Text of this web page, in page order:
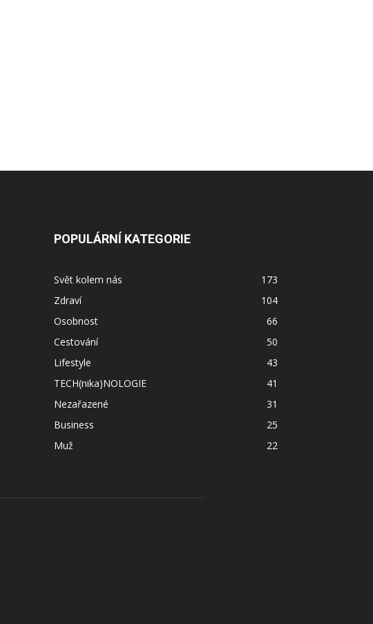
POPULÁRNÍ KATEGORIE
Svět kolem nás
173
Zdraví
104
Osobnost
66
Cestování
50
Lifestyle
43
TECH(nika)NOLOGIE
41
Nezařazené
31
Business
25
Muž
22